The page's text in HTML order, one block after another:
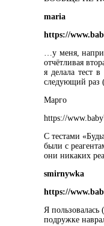
maria
https://
…у меня,
отчётливая
я делала тест
следующий раз
Марго
https://
С тестами
были с
они никаких
smirnywka
https://
Я пользовалась
подружке